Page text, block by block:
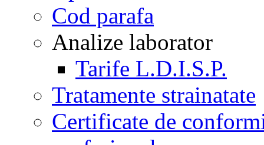
Cod parafa
Analize laborator
Tarife L.D.I.S.P.
Tratamente strainatate
Certificate de